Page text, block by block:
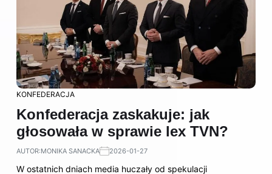
KONFEDERACJA
Konfederacja zaskakuje: jak
głosowała w sprawie lex TVN?
AUTOR:MONIKA SANACKA 2026-01-27
W ostatnich dniach media huczały od spekulacji